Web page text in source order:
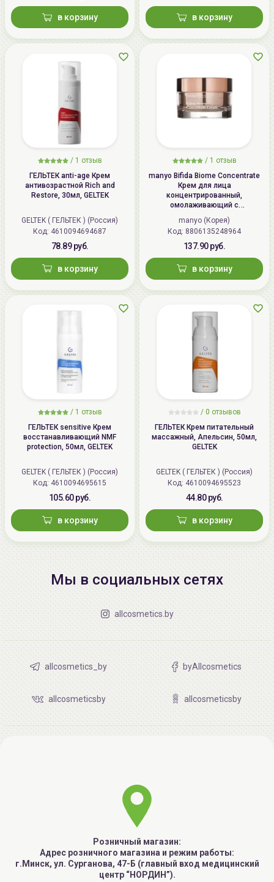
в корзину в корзину
/ 1 отзыв
ГЕЛЬТЕК anti-age Крем
антивозрастной Rich and
Restore, 30мл, GELTEK
GELTEK ( ГЕЛЬТЕК ) (Россия)
Код: 4610094694687
78.89 руб.
в корзину
/ 1 отзыв
manyo Bifida Biome Concentrate
Крем для лица
концентрированный,
омолаживающий с
бифидобактериями | 50мл |
Bifida Biome Concentrate Cream
manyo (Корея)
Код: 8806135248964
137.90 руб.
в корзину
/ 1 отзыв
ГЕЛЬТЕК sensitive Крем
восстанавливающий NMF
protection, 50мл, GELTEK
GELTEK ( ГЕЛЬТЕК ) (Россия)
Код: 4610094695615
105.60 руб.
в корзину
/ 0 отзывов
ГЕЛЬТЕК Крем питательный
массажный, Апельсин, 50мл,
GELTEK
GELTEK ( ГЕЛЬТЕК ) (Россия)
Код: 4610094695523
44.80 руб.
в корзину
Мы в социальных сетях
allcosmetics.by
allcosmetics_by byAllcosmetics
allcosmeticsby allcosmeticsby
Розничный магазин:
Адрес розничного магазина и режим работы:
г.Минск, ул. Сурганова, 47-Б (главный вход медицинский
центр “НОРДИН”).